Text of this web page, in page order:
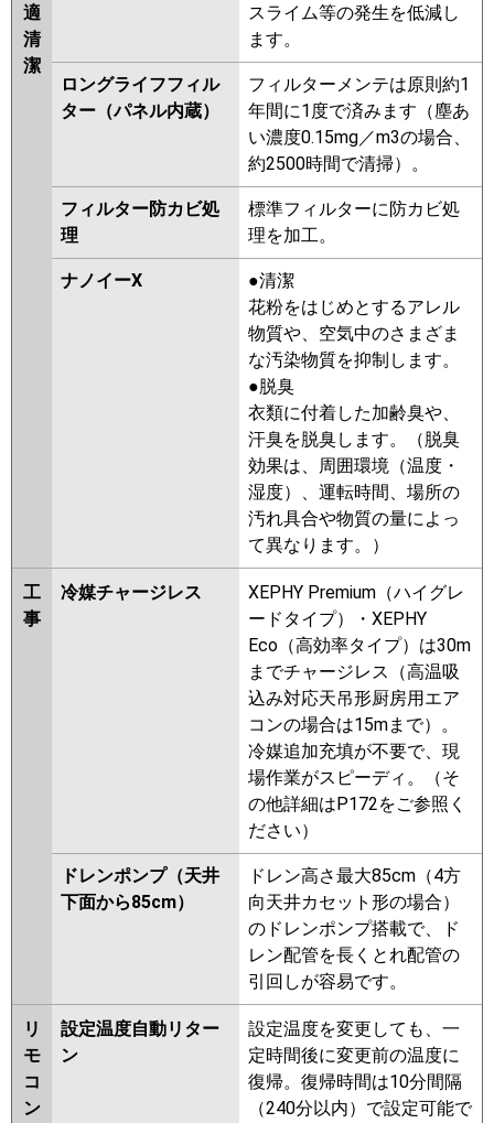
適
清
潔
スライム等の発生を低減し
ます。
ロングライフフィル
ター（パネル内蔵）
フィルターメンテは原則約1
年間に1度で済みます（塵あ
い濃度0.15mg／m3の場合、
約2500時間で清掃）。
フィルター防カビ処
理
標準フィルターに防カビ処
理を加工。
ナノイーX
●清潔
花粉をはじめとするアレル
物質や、空気中のさまざま
な汚染物質を抑制します。
●脱臭
衣類に付着した加齢臭や、
汗臭を脱臭します。（脱臭
効果は、周囲環境（温度・
湿度）、運転時間、場所の
汚れ具合や物質の量によっ
て異なります。）
工
事
冷媒チャージレス
XEPHY Premium（ハイグレ
ードタイプ）・XEPHY
Eco（高効率タイプ）は30m
までチャージレス（高温吸
込み対応天吊形厨房用エア
コンの場合は15mまで）。
冷媒追加充填が不要で、現
場作業がスピーディ。（そ
の他詳細はP172をご参照く
ださい）
ドレンポンプ（天井
下面から85cm）
ドレン高さ最大85cm（4方
向天井カセット形の場合）
のドレンポンプ搭載で、ド
レン配管を長くとれ配管の
引回しが容易です。
リ
モ
コ
ン
設定温度自動リター
ン
設定温度を変更しても、一
定時間後に変更前の温度に
復帰。復帰時間は10分間隔
（240分以内）で設定可能で